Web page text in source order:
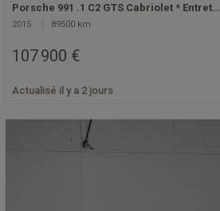
Porsche 991 .1 C2 GTS Cabriolet * Entret…
2015 89500 km
107 900 €
Actualisé il y a 2 jours